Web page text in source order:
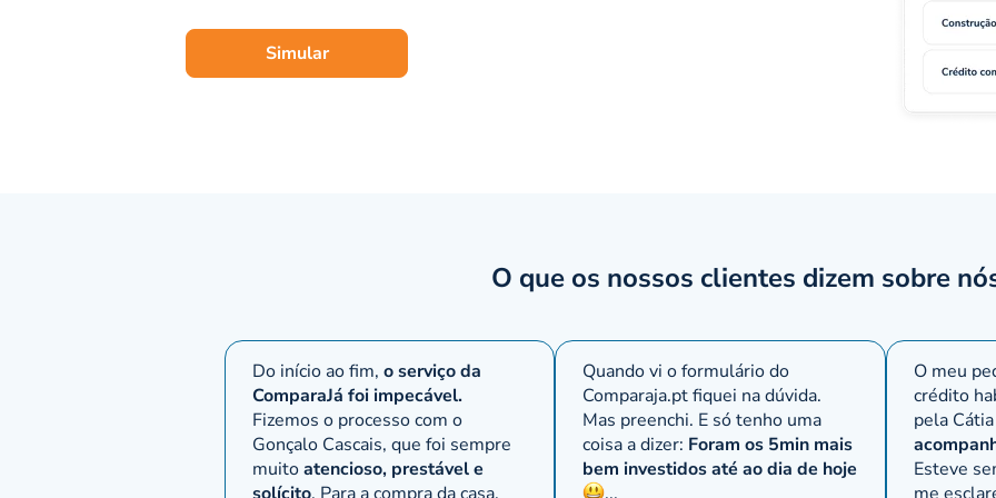
Já em 1918, a CGD ficou com a designação que detém atualmente, excluindo a gestão das
prudente, baseada em critérios de rendibilidade, mas também de prestação de serviços aos clientes
crédito habitação.
A presença do Grupo é particularmente relevante em países ou territórios com laços culturais ou
comerciais mais fortes com Portugal ou com um elevado potencial de crescimento económico, para
de grandes centros financeiros internacionais.
Simular
O que os nossos clientes dizem sobre
Do início ao fim, o serviço da
ComparaJá foi impecável.
Fizemos o processo com o
Gonçalo Cascais, que foi sempre
muitoatencioso, prestável e
Quando vi o formulário do
Comparaja.ptfiquei na dúvida.
Mas preenchi. E só tenho uma
coisa a dizer: Foram os 5min mais
bem investidos até ao dia de hoje
O meu
crédito
pela
Esteve